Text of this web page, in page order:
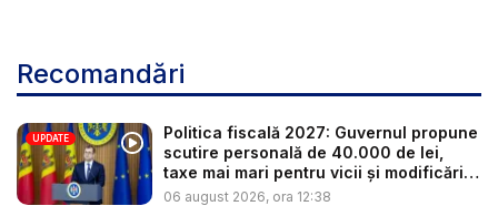
Recomandări
UPDATE
Politica fiscală 2027: Guvernul propune
scutire personală de 40.000 de lei,
taxe mai mari pentru vicii și modificări
l...
06 august 2026, ora 12:38